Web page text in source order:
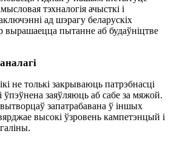
тэхналогія ачысткі і
ад шэрагу беларускіх
вырашаецца пытанне аб будаўніцтве
не толькі закрываюць патрэбнасці
ўпэўнена заяўляюць аб сабе за мяжой.
запатрабавана ў іншых
высокі ўзровень кампетэнцый і